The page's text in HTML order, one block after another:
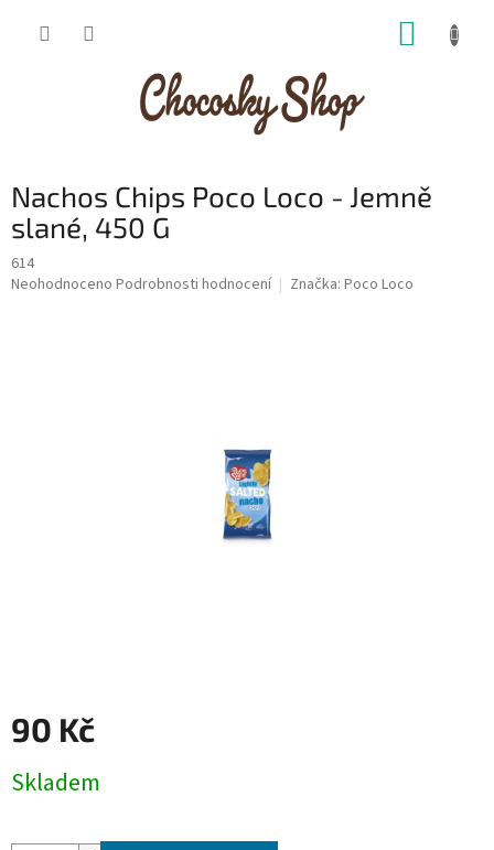
Nachos Chips Poco Loco - Jemně
slané, 450 G
614
Průměrné
Neohodnoceno Podrobnosti hodnocení Značka: Poco Loco
90 Kč
cena:
Skladem